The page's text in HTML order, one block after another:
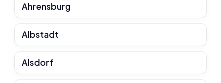
Ahrensburg
Albstadt
Alsdorf